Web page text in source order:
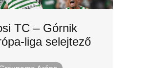
TC – Górnik
liga selejtező